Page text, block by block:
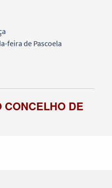
feira de Pascoela
CONCELHO DE